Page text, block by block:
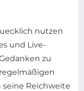
nutzen
und Live-
zu
seine Reichweite